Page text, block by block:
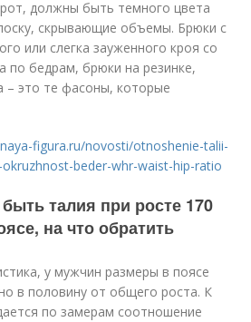
должны быть темного цвета
скрывающие объемы. Брюки с
или слегка зауженного кроя со
по бедрам, брюки на резинке,
– это те фасоны, которые
figura.ru/novosti/otnoshenie-talii-
beder-whr-waist-hip-ratio
талия при росте 170
на что обратить
у мужчин размеры в поясе
в половину от общего роста. К
по замерам соотношение